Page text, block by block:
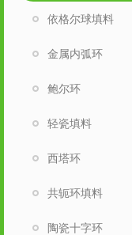
依格尔球填料
金属内弧环
鲍尔环
轻瓷填料
西塔环
共轭环填料
陶瓷十字环